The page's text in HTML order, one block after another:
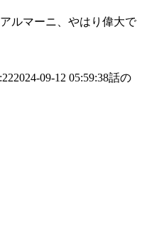
ルマーニ、やはり偉大で
2024-09-12 05:59:38話の